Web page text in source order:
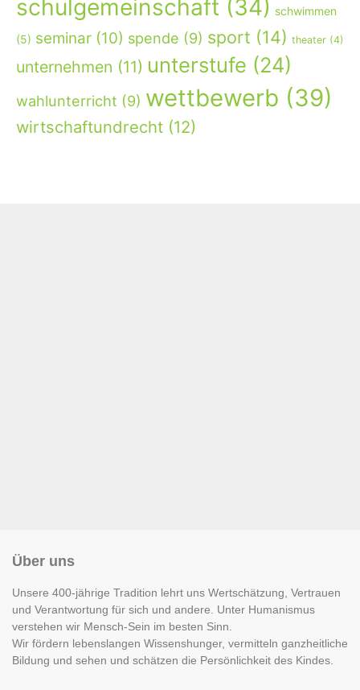
schulgemeinschaft (34) schwimmen
(5) seminar (10) spende (9) sport (14) theater (4)
unternehmen (11) unterstufe (24)
wahlunterricht (9) wettbewerb (39)
wirtschaftundrecht (12)
Über uns
Unsere 400-jährige Tradition lehrt uns Wertschätzung, Vertrauen
und Verantwortung für sich und andere. Unter Humanismus
verstehen wir Mensch-Sein im besten Sinn.
Wir fördern lebenslangen Wissenshunger, vermitteln ganzheitliche
Bildung und sehen und schätzen die Persönlichkeit des Kindes.